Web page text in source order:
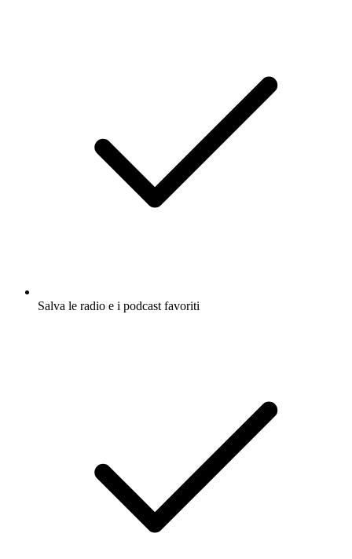
Salva le radio e i podcast favoriti